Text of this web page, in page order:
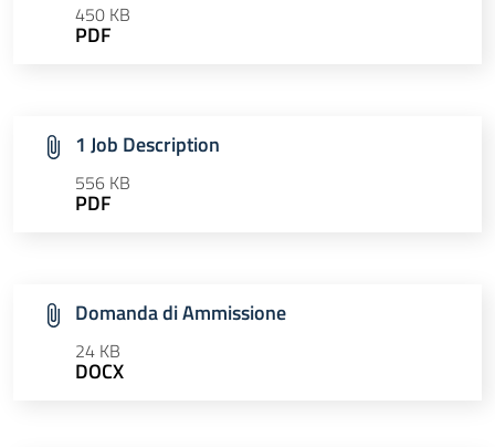
450 KB
PDF
1 Job Description
556 KB
PDF
Domanda di Ammissione
24 KB
DOCX